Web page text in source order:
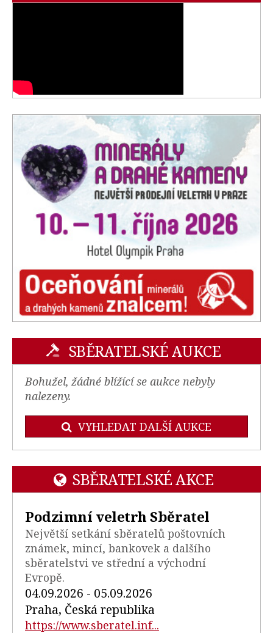
SBĚRATELSKÉ AUKCE
Bohužel, žádné blížící se aukce nebyly
nalezeny.
VYHLEDAT DALŠÍ AUKCE
SBĚRATELSKÉ AKCE
Podzimní veletrh Sběratel
Největší setkání sběratelů poštovních
známek, mincí, bankovek a dalšího
sběratelstvi ve střední a východní
Evropě.
04.09.2026 - 05.09.2026
Praha, Česká republika
https://www.sberatel.inf...